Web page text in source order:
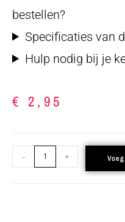
bestellen?
Specificaties van
Hulp nodig bij je
€ 2,95
- +